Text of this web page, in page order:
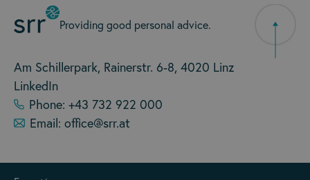
Providing good personal advice.
Am Schillerpark, Rainerstr. 6-8, 4020 Linz
LinkedIn
Phone: +43 732 922 000
Email: office@srr.at